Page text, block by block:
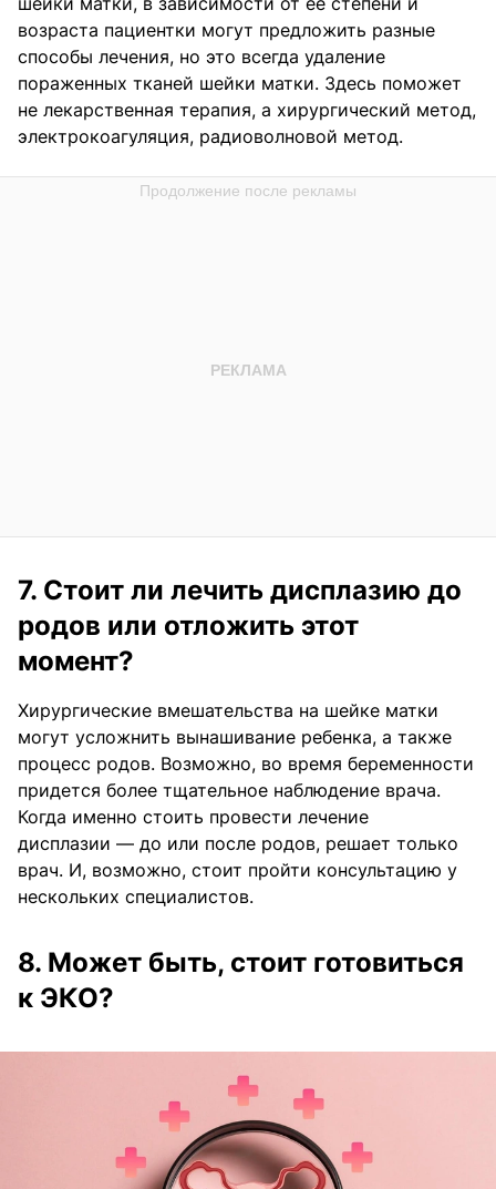
возраста пациентки могут предложить разные
способы лечения, но это всегда удаление
пораженных тканей шейки матки. Здесь поможет
не лекарственная терапия, а хирургический метод,
электрокоагуляция, радиоволновой метод.
7. Стоит ли лечить дисплазию до
родов или отложить этот
момент?
Хирургические вмешательства на шейке матки
могут усложнить вынашивание ребенка, а также
процесс родов. Возможно, во время беременности
придется более тщательное наблюдение врача.
Когда именно стоить провести лечение
дисплазии — до или после родов, решает только
врач. И, возможно, стоит пройти консультацию у
нескольких специалистов.
8. Может быть, стоит готовиться
к ЭКО?